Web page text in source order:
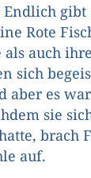
gibt
Rote
auch
sich
aber es
sie
brach
auf.